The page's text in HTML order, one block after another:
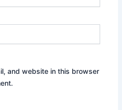
and website in this browser